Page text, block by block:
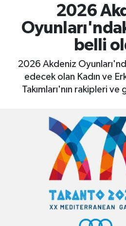
2026
belli
2026 Akdeniz
edecek olan Kadın ve
Takımları'nın rakipleri
GÜNDEM
RESMİ İLANLAR
SİYASET
SPOR
Bursa Trafik Yoğunluk
Süper Lig Puan Durumu
Son Dakika Haberleri